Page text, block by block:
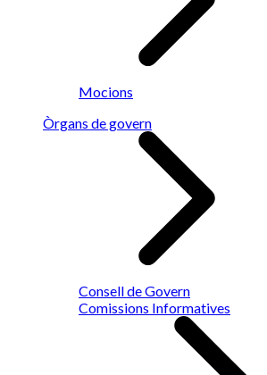
Mocions
Òrgans de govern
Consell de Govern
Comissions Informatives